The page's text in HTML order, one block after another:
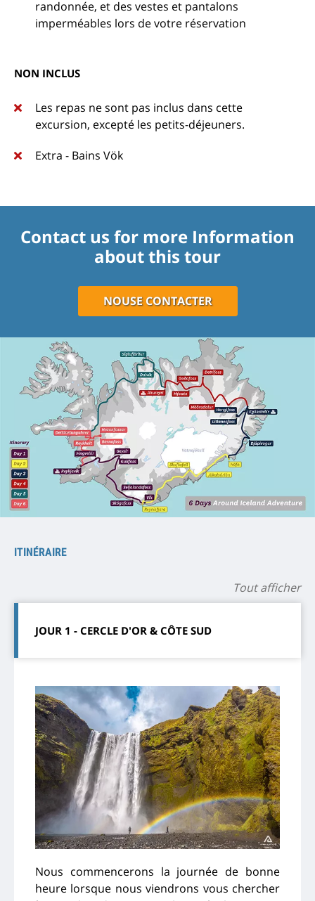
randonnée, et des vestes et pantalons
imperméables lors de votre réservation
NON INCLUS
Les repas ne sont pas inclus dans cette
excursion, excepté les petits-déjeuners.
Extra - Bains Vök
Contact us for more Information
about this tour
NOUSE CONTACTER
ITINÉRAIRE
Tout afficher
JOUR 1 - CERCLE D'OR & CÔTE SUD
Nous commencerons la journée de bonne
heure lorsque nous viendrons vous chercher